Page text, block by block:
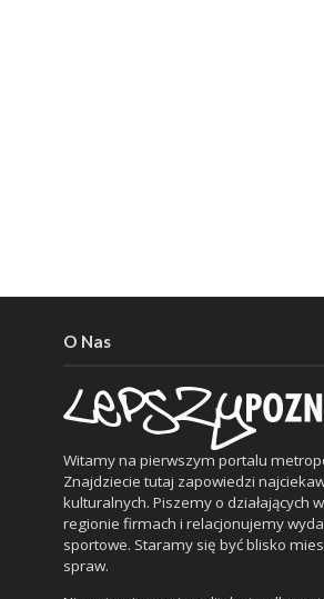
O Nas
Witamy na pierwszym portalu
Znajdziecie tutaj zapowiedzi
kulturalnych. Piszemy o działających
regionie firmach i relacjonujemy
sportowe. Staramy się być blisko
spraw.